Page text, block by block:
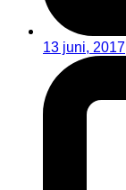
13 juni, 2017